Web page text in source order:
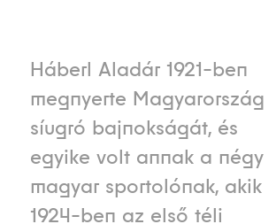
Háberl Aladár 1921-ben
megnyerte Magyarország
síugró bajnokságát, és
egyike volt annak a négy
magyar sportolónak, akik
1924-ben az első téli